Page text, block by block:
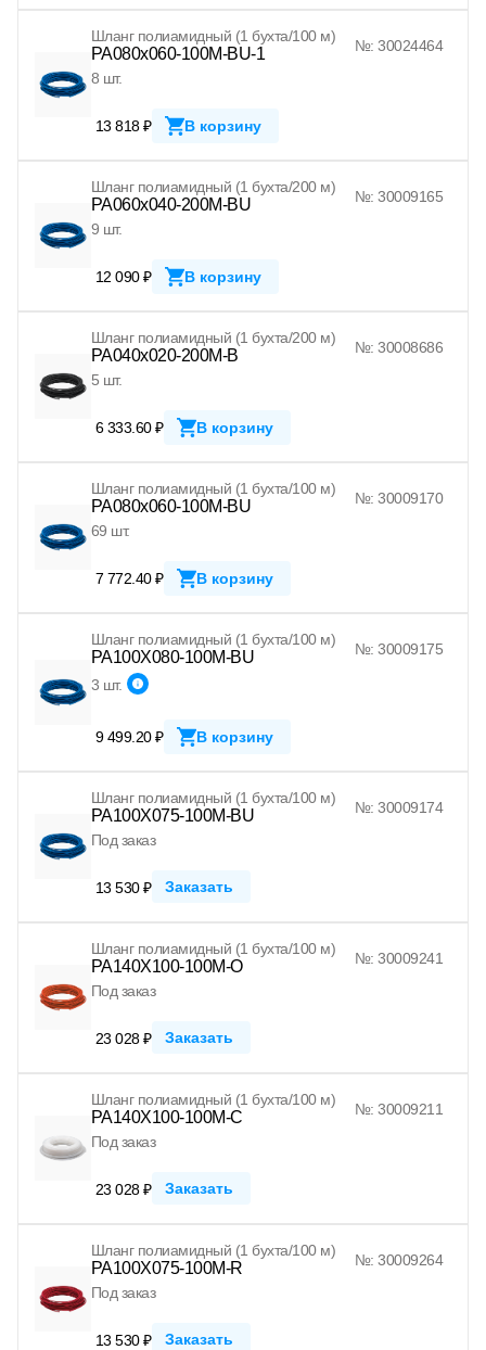
Шланг полиамидный (1 бухта/100 м)
PA080x060-100M-BU-1
№: 30024464
8 шт.
13 818 ₽ В корзину
Шланг полиамидный (1 бухта/200 м)
PA060x040-200M-BU
№: 30009165
9 шт.
12 090 ₽ В корзину
Шланг полиамидный (1 бухта/200 м)
PA040x020-200M-B
№: 30008686
5 шт.
6 333.60 ₽ В корзину
Шланг полиамидный (1 бухта/100 м)
PA080x060-100M-BU
№: 30009170
69 шт.
7 772.40 ₽ В корзину
Шланг полиамидный (1 бухта/100 м)
PA100X080-100M-BU №: 30009175
3 шт.
9 499.20 ₽ В корзину
Шланг полиамидный (1 бухта/100 м)
PA100X075-100M-BU
№: 30009174
Под заказ
13 530 ₽ Заказать
Шланг полиамидный (1 бухта/100 м)
PA140X100-100M-O
№: 30009241
Под заказ
23 028 ₽ Заказать
Шланг полиамидный (1 бухта/100 м)
PA140X100-100M-C
№: 30009211
Под заказ
23 028 ₽ Заказать
Шланг полиамидный (1 бухта/100 м)
PA100X075-100M-R
№: 30009264
Под заказ
13 530 ₽ Заказать